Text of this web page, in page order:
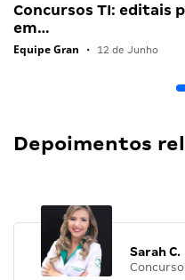
Concursos TI: editais
em…
Equipe Gran • 12 de Junho
Depoimentos
Sarah C.